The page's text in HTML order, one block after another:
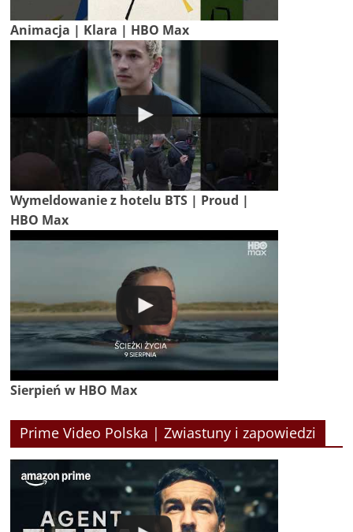
Animacja | Klara | HBO Max
Wymeldowanie z hotelu BTS | Proud |
HBO Max
Sierpień w HBO Max
Prime Video Polska | Zwiastuny i zapowiedzi